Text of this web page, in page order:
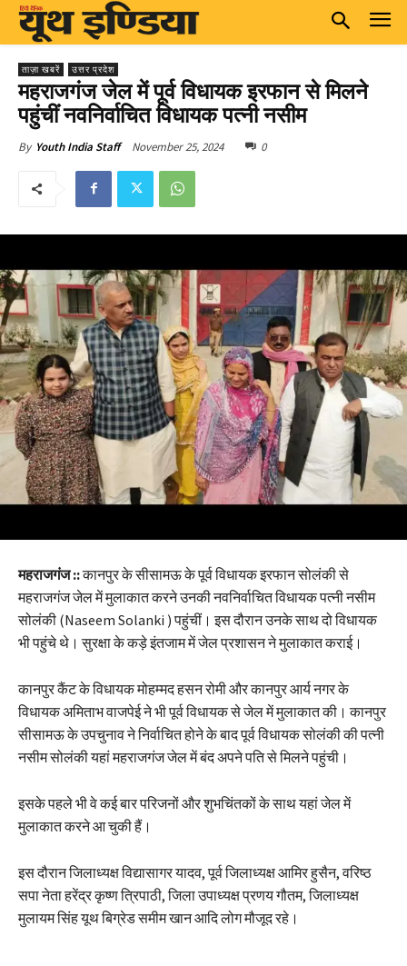
ताज़ा खबरें उत्तर प्रदेश
महराजगंज जेल में पूर्व विधायक इरफान से मिलने
पहुंचीं नवनिर्वाचित विधायक पत्नी नसीम
By Youth India Staff November 25, 2024 0
महराजगंज ::कानपुर के सीसामऊ के पूर्व विधायक इरफान सोलंकी से
महराजगंज जेल में मुलाकात करने उनकी नवनिर्वाचित विधायक पत्नी नसीम
सोलंकी (Naseem Solanki ) पहुंचीं। इस दौरान उनके साथ दो विधायक
भी पहुंचे थे। सुरक्षा के कड़े इंतजाम में जेल प्रशासन ने मुलाकात कराई।
कानपुर कैंट के विधायक मोहम्मद हसन रोमी और कानपुर आर्य नगर के
विधायक अमिताभ वाजपेई ने भी पूर्व विधायक से जेल में मुलाकात की। कानपुर
सीसामऊ के उपचुनाव ने निर्वाचित होने के बाद पूर्व विधायक सोलंकी की पत्नी
नसीम सोलंकी यहां महराजगंज जेल में बंद अपने पति से मिलने पहुंची।
इसके पहले भी वे कई बार परिजनों और शुभचिंतकों के साथ यहां जेल में
मुलाकात करने आ चुकी हैं।
इस दौरान जिलाध्यक्ष विद्यासागर यादव, पूर्व जिलाध्यक्ष आमिर हुसैन, वरिष्ठ
सपा नेता हरेंद्र कृष्ण त्रिपाठी, जिला उपाध्यक्ष प्रणय गौतम, जिलाध्यक्ष
मुलायम सिंह यूथ बिग्रेड समीम खान आदि लोग मौजूद रहे।